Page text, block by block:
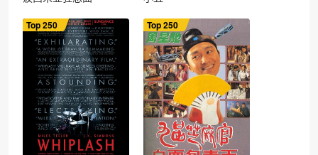
Top 250 Top 250